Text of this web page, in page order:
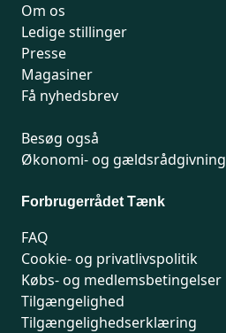
Om os
Ledige stillinger
Presse
Magasiner
Få nyhedsbrev
Besøg også
Økonomi- og gældsrådgivning
Forbrugerrådet Tænk
FAQ
Cookie- og privatlivspolitik
Købs- og medlemsbetingelser
Tilgængelighed
Tilgængelighedserklæring